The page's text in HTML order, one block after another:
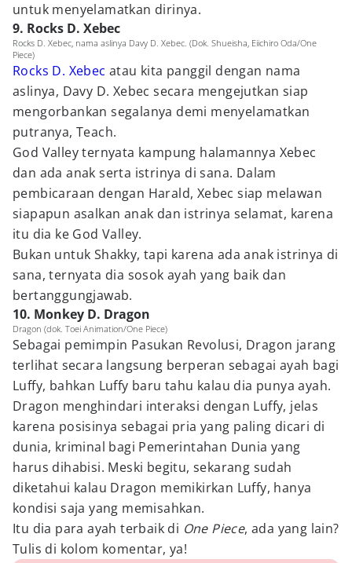
untuk menyelamatkan dirinya.
9. Rocks D. Xebec
Rocks D. Xebec, nama aslinya Davy D. Xebec. (Dok. Shueisha, Eiichiro Oda/One
Piece)
Rocks D. Xebec atau kita panggil dengan nama
aslinya, Davy D. Xebec secara mengejutkan siap
mengorbankan segalanya demi menyelamatkan
putranya, Teach.
God Valley ternyata kampung halamannya Xebec
dan ada anak serta istrinya di sana. Dalam
pembicaraan dengan Harald, Xebec siap melawan
siapapun asalkan anak dan istrinya selamat, karena
itu dia ke God Valley.
Bukan untuk Shakky, tapi karena ada anak istrinya di
sana, ternyata dia sosok ayah yang baik dan
bertanggungjawab.
10. Monkey D. Dragon
Dragon (dok. Toei Animation/One Piece)
Sebagai pemimpin Pasukan Revolusi, Dragon jarang
terlihat secara langsung berperan sebagai ayah bagi
Luffy, bahkan Luffy baru tahu kalau dia punya ayah.
Dragon menghindari interaksi dengan Luffy, jelas
karena posisinya sebagai pria yang paling dicari di
dunia, kriminal bagi Pemerintahan Dunia yang
harus dihabisi. Meski begitu, sekarang sudah
diketahui kalau Dragon memikirkan Luffy, hanya
kondisi saja yang memisahkan.
Itu dia para ayah terbaik di One Piece, ada yang lain?
Tulis di kolom komentar, ya!